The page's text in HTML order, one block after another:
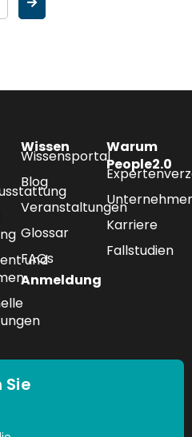
und
Wissen
Wissensportal
Blog
Veranstaltungen
Glossar
FAQs
Anmeldung
Warum
People2.0
Karriere
Fallstudien